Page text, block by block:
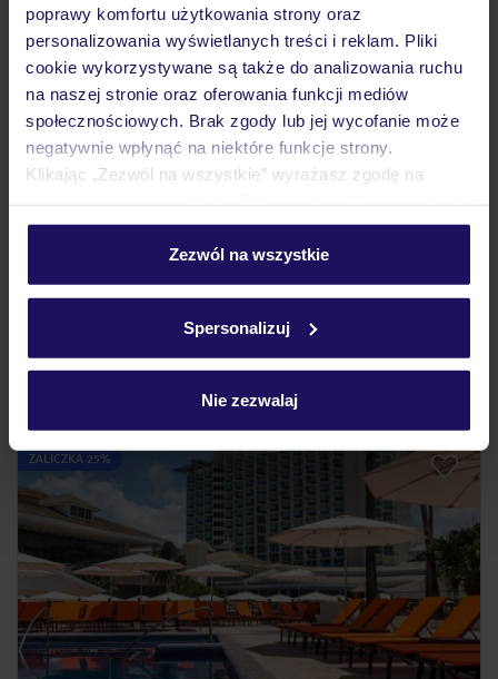
poprawy komfortu użytkowania strony oraz
personalizowania wyświetlanych treści i reklam. Pliki
cookie wykorzystywane są także do analizowania ruchu
na naszej stronie oraz oferowania funkcji mediów
społecznościowych. Brak zgody lub jej wycofanie może
negatywnie wpłynąć na niektóre funkcje strony.
Klikając „Zezwól na wszystkie” wyrażasz zgodę na
personalizować swój wybór wchodząc w zakładkę
Szczegółowe informacje o plikach cookie znajdziesz
Zezwól na wszystkie
Spersonalizuj
Nie zezwalaj
5391 opinii
Couples Sans Souci Dla dorosłych
11 572 ZŁ
(7 noclegów)
Warszawa-Chopina (07:30)
ZALICZKA 25%